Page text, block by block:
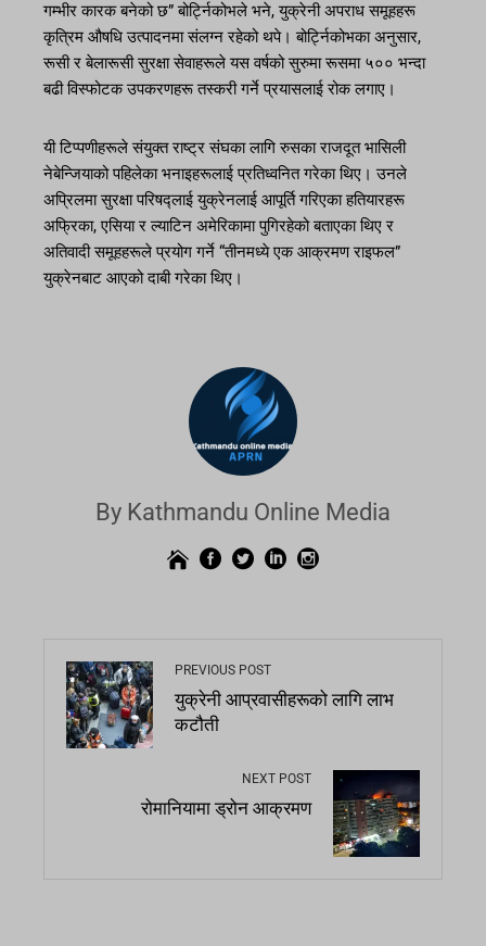
गम्भीर कारक बनेको छ” बोर्ट्निकोभले भने, युक्रेनी अपराध समूहहरू
कृत्रिम औषधि उत्पादनमा संलग्न रहेको थपे। बोर्ट्निकोभका अनुसार,
रूसी र बेलारूसी सुरक्षा सेवाहरूले यस वर्षको सुरुमा रूसमा ५०० भन्दा
बढी विस्फोटक उपकरणहरू तस्करी गर्ने प्रयासलाई रोक लगाए।
यी टिप्पणीहरूले संयुक्त राष्ट्र संघका लागि रुसका राजदूत भासिली
नेबेन्जियाको पहिलेका भनाइहरूलाई प्रतिध्वनित गरेका थिए। उनले
अप्रिलमा सुरक्षा परिषद्लाई युक्रेनलाई आपूर्ति गरिएका हतियारहरू
अफ्रिका, एसिया र ल्याटिन अमेरिकामा पुगिरहेको बताएका थिए र
अतिवादी समूहहरूले प्रयोग गर्ने “तीनमध्ये एक आक्रमण राइफल”
युक्रेनबाट आएको दाबी गरेका थिए।
By Kathmandu Online Media
PREVIOUS POST
युक्रेनी आप्रवासीहरूको लागि लाभ
कटौती
NEXT POST
रोमानियामा ड्रोन आक्रमण